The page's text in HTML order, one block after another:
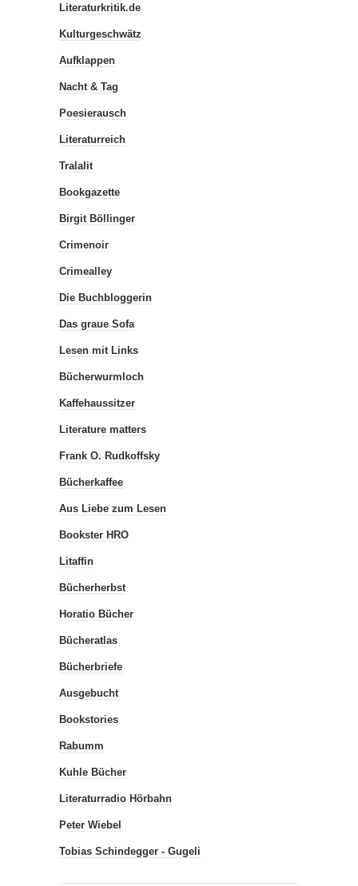
Literaturkritik.de
Kulturgeschwätz
Aufklappen
Nacht & Tag
Poesierausch
Literaturreich
Tralalit
Bookgazette
Birgit Böllinger
Crimenoir
Crimealley
Die Buchbloggerin
Das graue Sofa
Lesen mit Links
Bücherwurmloch
Kaffehaussitzer
Literature matters
Frank O. Rudkoffsky
Bücherkaffee
Aus Liebe zum Lesen
Bookster HRO
Litaffin
Bücherherbst
Horatio Bücher
Bücheratlas
Bücherbriefe
Ausgebucht
Bookstories
Rabumm
Kuhle Bücher
Literaturradio Hörbahn
Peter Wiebel
Tobias Schindegger - Gugeli